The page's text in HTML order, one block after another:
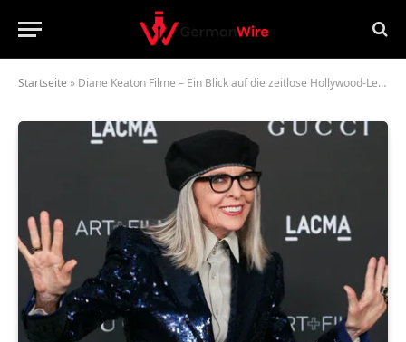
Startseite » Diane Keaton Filme – Ein Blick auf die zeitlose Hollywood-Legende